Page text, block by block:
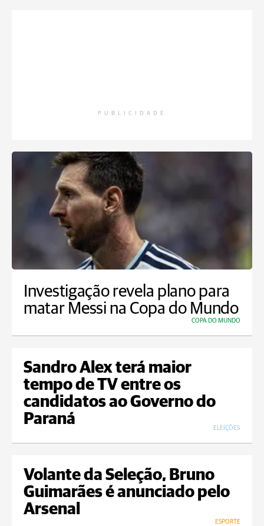
PUBLICIDADE
Investigação revela plano para
matar Messi na Copa do Mundo
COPA DO MUNDO
Sandro Alex terá maior
tempo de TV entre os
candidatos ao Governo do
Paraná
ELEIÇÕES
Volante da Seleção, Bruno
Guimarães é anunciado pelo
Arsenal
ESPORTE